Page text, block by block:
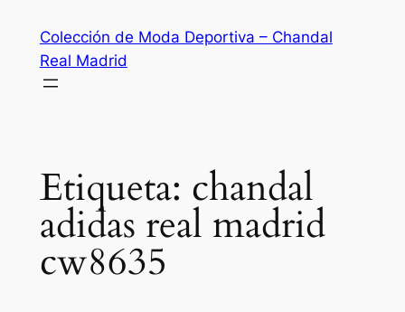
contenido
Colección de Moda Deportiva – Chandal
Real Madrid
Etiqueta: chandal
adidas real madrid
cw8635